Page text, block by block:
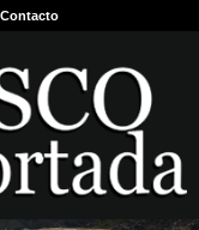
Contacto